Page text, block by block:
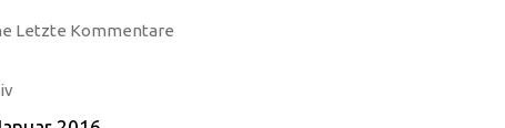
Letzte Kommentare